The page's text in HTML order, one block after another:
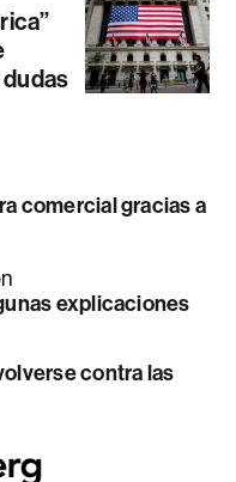
comercial gracias a
explicaciones
contra las